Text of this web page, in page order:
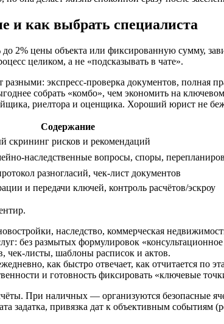
и как выбрать специалиста
2% цены объекта или фиксированную сумму,
целиком, а не «подсказывать в чате».
экспресс‑проверка документов, полная
собрать «комбо», чем экономить на
риелтора и оценщика. Хороший юрист не
Содержание
рисков и рекомендаций
вопросы, споры,
разногласий, чек‑лист документов
и передачи ключей, контроль расчётов/эскроу
наследство, коммерческая
без размытых формулировок
чек‑листы, шаблоны расписок и актов.
как быстро отвечает, как отчитается по
и готовность фиксировать «ключевые
При наличных — организуются безопасные
задатка, привязка дат к объективным событиям